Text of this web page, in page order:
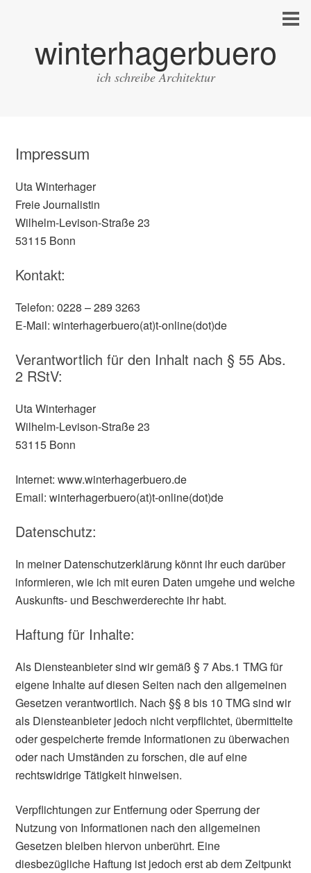
winterhagerbuero
ich schreibe Architektur
Impressum
Uta Winterhager
Freie Journalistin
Wilhelm-Levison-Straße 23
53115 Bonn
Kontakt:
Telefon: 0228 – 289 3263
E-Mail: winterhagerbuero(at)t-online(dot)de
Verantwortlich für den Inhalt nach § 55 Abs.
2 RStV:
Uta Winterhager
Wilhelm-Levison-Straße 23
53115 Bonn
Internet: www.winterhagerbuero.de
Email: winterhagerbuero(at)t-online(dot)de
Datenschutz:
In meiner Datenschutzerklärung könnt ihr euch darüber
informieren, wie ich mit euren Daten umgehe und welche
Auskunfts- und Beschwerderechte ihr habt.
Haftung für Inhalte:
Als Diensteanbieter sind wir gemäß § 7 Abs.1 TMG für
eigene Inhalte auf diesen Seiten nach den allgemeinen
Gesetzen verantwortlich. Nach §§ 8 bis 10 TMG sind wir
als Diensteanbieter jedoch nicht verpflichtet, übermittelte
oder gespeicherte fremde Informationen zu überwachen
oder nach Umständen zu forschen, die auf eine
rechtswidrige Tätigkeit hinweisen.
Verpflichtungen zur Entfernung oder Sperrung der
Nutzung von Informationen nach den allgemeinen
Gesetzen bleiben hiervon unberührt. Eine
diesbezügliche Haftung ist jedoch erst ab dem Zeitpunkt